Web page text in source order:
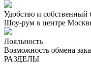
Удобство и собственный
Шоу-рум в центре
Лояльность
Возможность обмена
РАЗДЕЛЫ